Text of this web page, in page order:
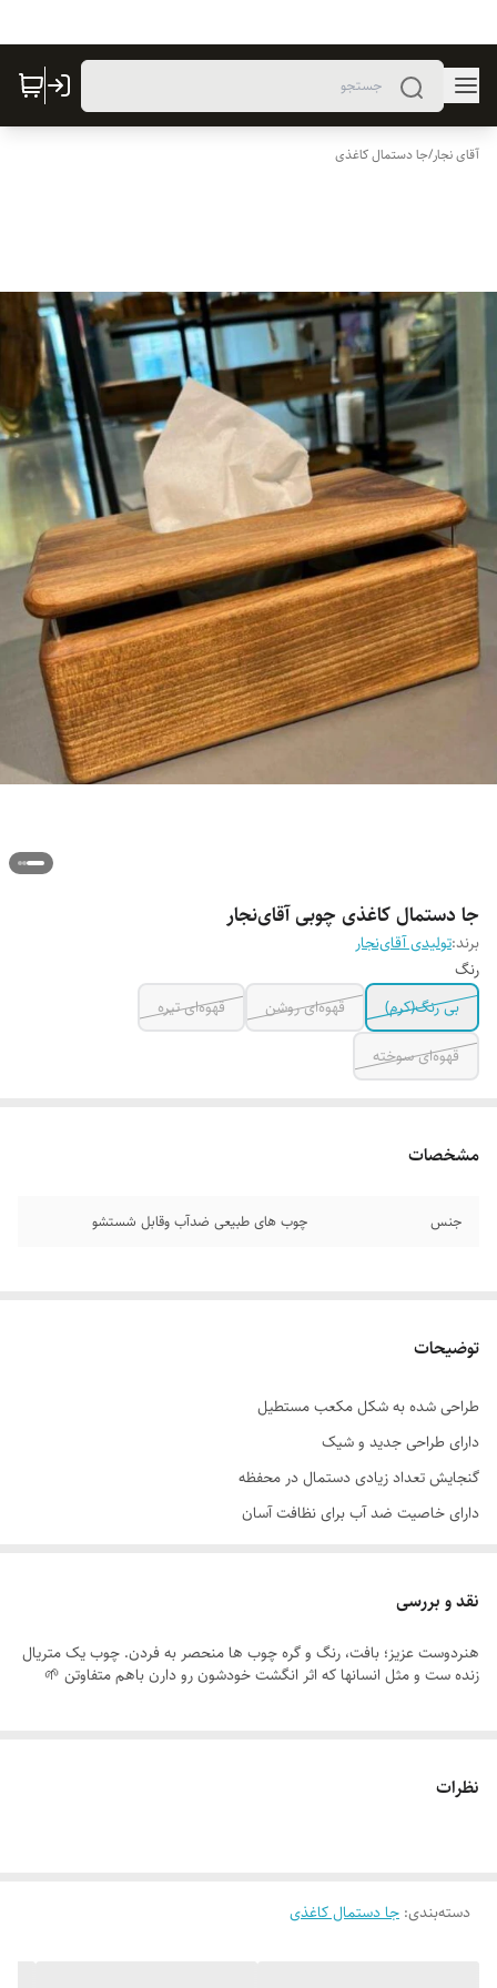
آقای نجار/جا دستمال کاغذی
جا دستمال‌ کاغذی چوبی آقای‌نجار
برند:تولیدی آقای‌نجار
رنگ
بی رنگ(کرم)
قهوه‌ای روشن
قهوه‌ای تیره
قهوه‌ای سوخته
مشخصات
جنس چوب های طبیعی ضدآب وقابل شستشو
توضیحات
طراحی شده به شکل مکعب مستطیل
دارای طراحی جدید و شیک
گنجایش تعداد زیادی دستمال در محفظه
دارای خاصیت ضد آب برای نظافت آسان
نقد و بررسی
هنردوست عزیز؛ بافت، رنگ و گره چوب ها منحصر به فردن. چوب یک متریال
زنده ست و مثل انسانها که اثر انگشت خودشون رو دارن باهم متفاوتن 🌱
نظرات
دسته‌بندی: جا دستمال کاغذی